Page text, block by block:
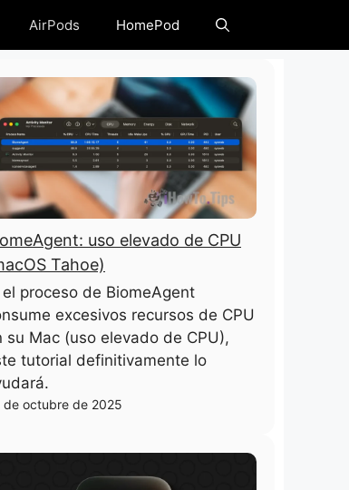
AirPods HomePod
uso elevado de CPU
Tahoe)
el proceso de BiomeAgent
excesivos recursos de CPU
su Mac (uso elevado de CPU),
tutorial definitivamente lo
de octubre de 2025